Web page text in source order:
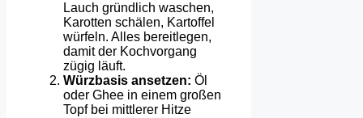
Lauch gründlich waschen,
Karotten schälen, Kartoffel
würfeln. Alles bereitlegen,
damit der Kochvorgang
zügig läuft.
Würzbasis ansetzen: Öl
oder Ghee in einem großen
Topf bei mittlerer Hitze